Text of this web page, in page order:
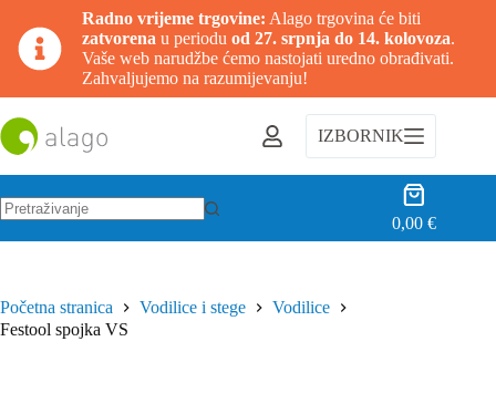
Radno vrijeme trgovine: Alago trgovina će biti
zatvorena u periodu od 27. srpnja do 14. kolovoza.
Vaše web narudžbe ćemo nastojati uredno obrađivati.
Zahvaljujemo na razumijevanju!
na
sadržaj
IZBORNIK
Košarica
0,00€
Početna stranica Vodilice i stege
Vodilice
Festool spojka VS